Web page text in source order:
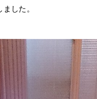
した。